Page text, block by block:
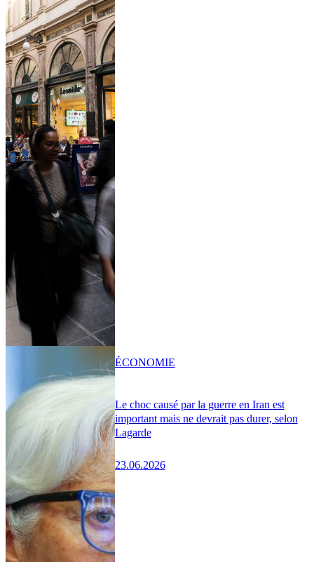
Le choc causé par la guerre en Iran est
important mais ne devrait pas durer, selon
Lagarde
23.06.2026
ÉCONOMIE